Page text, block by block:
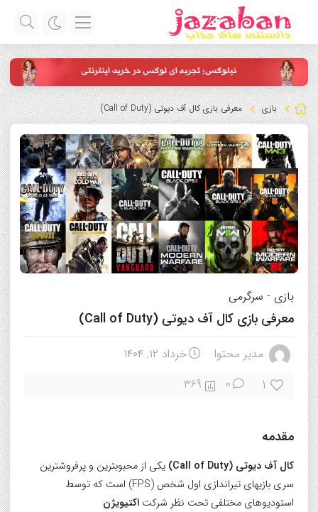
بازی معرفی بازی کال آف دیوتی (Call of Duty)
بازی - سرگرمی
معرفی بازی کال آف دیوتی (Call of Duty)
مدیر محتوا خرداد ۱۲, ۱۴۰۴
1
0
369
مقدمه
کال آف دیوتی (Call of Duty)
یکی از محبوبترین و پرفروشترین
سری بازیهای تیراندازی اول شخص (FPS) است که توسط
استودیوهای مختلفی تحت نظر شرکت اکتیویژن